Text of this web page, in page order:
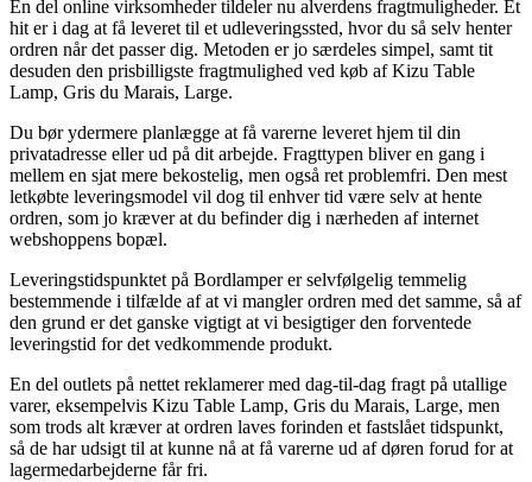
En del online virksomheder tildeler nu alverdens fragtmuligheder. Et
hit er i dag at få leveret til et udleveringssted, hvor du så selv henter
ordren når det passer dig. Metoden er jo særdeles simpel, samt tit
desuden den prisbilligste fragtmulighed ved køb af Kizu Table
Lamp, Gris du Marais, Large.
Du bør ydermere planlægge at få varerne leveret hjem til din
privatadresse eller ud på dit arbejde. Fragttypen bliver en gang i
mellem en sjat mere bekostelig, men også ret problemfri. Den mest
letkøbte leveringsmodel vil dog til enhver tid være selv at hente
ordren, som jo kræver at du befinder dig i nærheden af internet
webshoppens bopæl.
Leveringstidspunktet på Bordlamper er selvfølgelig temmelig
bestemmende i tilfælde af at vi mangler ordren med det samme, så af
den grund er det ganske vigtigt at vi besigtiger den forventede
leveringstid for det vedkommende produkt.
En del outlets på nettet reklamerer med dag-til-dag fragt på utallige
varer, eksempelvis Kizu Table Lamp, Gris du Marais, Large, men
som trods alt kræver at ordren laves forinden et fastslået tidspunkt,
så de har udsigt til at kunne nå at få varerne ud af døren forud for at
lagermedarbejderne får fri.